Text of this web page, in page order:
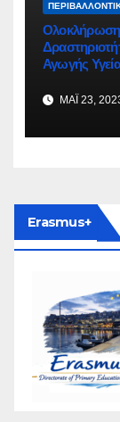
Αγωγής
ΜΆΙ 23,
Erasmus+